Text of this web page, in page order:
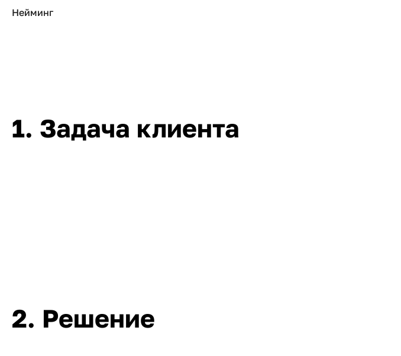
Нейминг
1. Задача клиента
2. Решение